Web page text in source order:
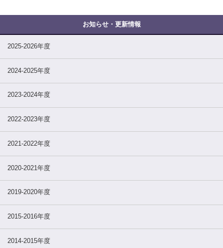
2025-2026年度
2024-2025年度
2023-2024年度
2022-2023年度
2021-2022年度
2020-2021年度
2019-2020年度
2015-2016年度
2014-2015年度